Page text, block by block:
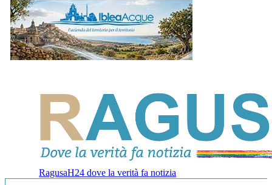
RagusaH24 dove la verità fa notizia